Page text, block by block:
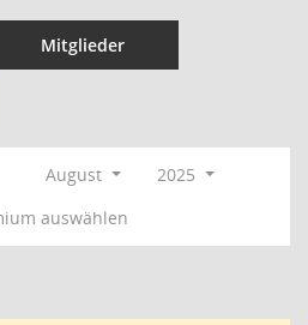
Mitglieder
August
2025
auswählen